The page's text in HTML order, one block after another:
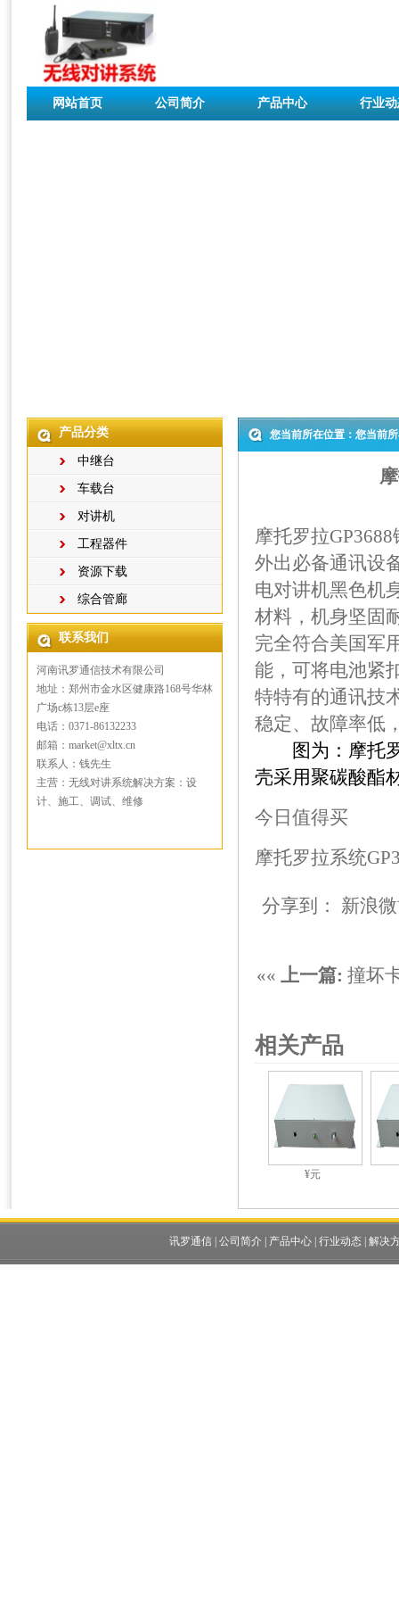
网站首页 公司简介 产品中心 行业
产品分类
中继台
车载台
对讲机
工程器件
资源下载
综合管廊
联系我们
河南讯罗通信技术有限公司
地址：郑州市金水区健康路168号华林
广场c栋13层e座
电话：0371-86132233
邮箱：market@xltx.cn
联系人：钱先生
主营：无线对讲系统解决方案：设
计、施工、调试、维修
您当前所在位置：您当前
摩托罗拉
外出必备通讯设
电对讲机黑色机
材料，机身坚固
完全符合美国军
能，可将电池紧
特特有的通讯技
稳定、故障率低
图为：摩托罗
壳采用聚碳酸酯
今日值得买
摩托罗拉系统
分享到： 新浪
«« 上一篇: 撞坏
相关产品
¥元
讯罗通信| 公司简介| 产品中心| 行业动态| 解决